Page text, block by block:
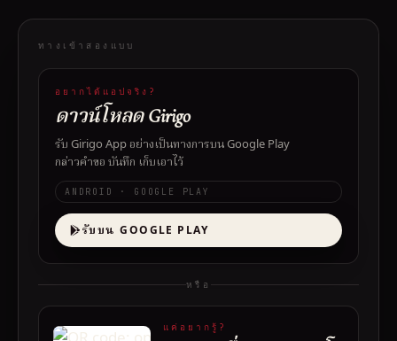
ทางเข้าสองแบบ
อยากได้แอปจริง?
ดาวน์โหลด Girigo
รับ Girigo App อย่างเป็นทางการบน Google Play
กล่าวคำขอ บันทึก เก็บเอาไว้
ANDROID · GOOGLE PLAY
รับบน GOOGLE PLAY
หรือ
แค่อยากรู้?